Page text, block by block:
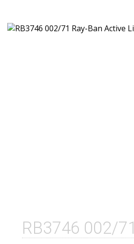
RB3746 002/71